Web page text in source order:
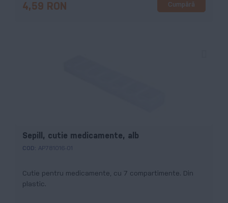
4,59 RON Cumpără
Sepill, cutie medicamente, alb
COD: AP781016-01
Cutie pentru medicamente, cu 7 compartimente. Din
plastic.